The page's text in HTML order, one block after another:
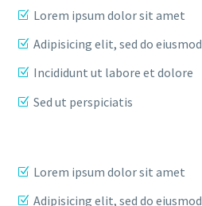
Lorem ipsum dolor sit amet
Adipisicing elit, sed do eiusmod
Incididunt ut labore et dolore
Sed ut perspiciatis
Lorem ipsum dolor sit amet
Adipisicing elit, sed do eiusmod